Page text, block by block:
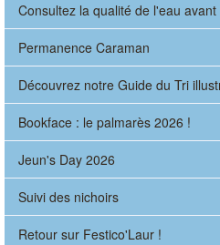
Consultez la qualité de l'eau
Permanence Caraman
Découvrez notre Guide du Tri
Bookface : le palmarès 2026 !
Jeun's Day 2026
Suivi des nichoirs
Retour sur Festico'Laur !